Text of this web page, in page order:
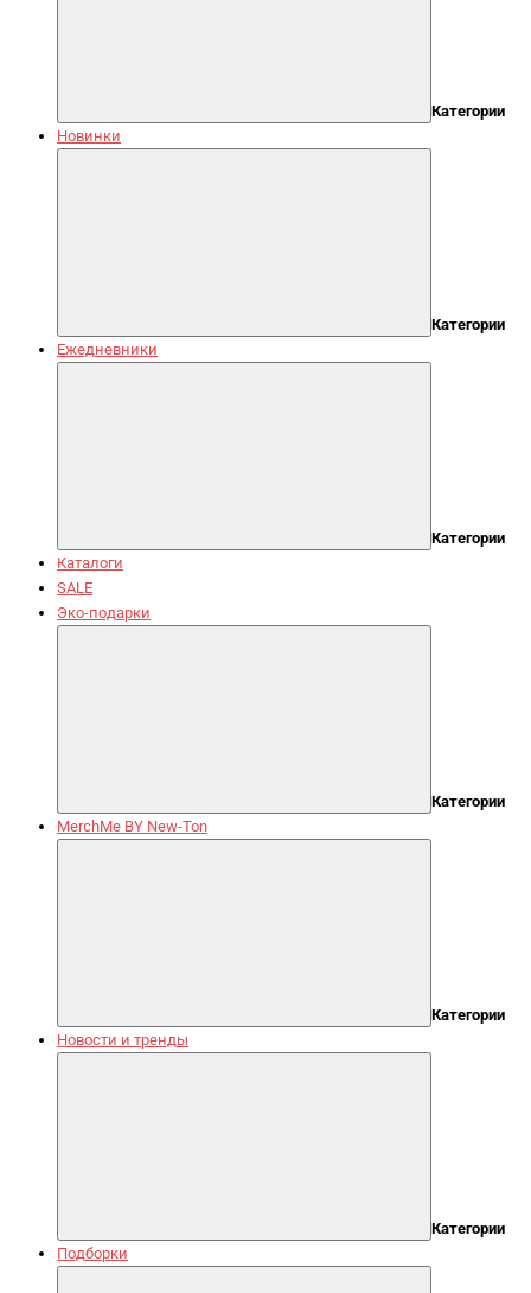
Категории
Новинки
Категории
Ежедневники
Категории
Каталоги
SALE
Эко-подарки
Категории
MerchMe BY New-Ton
Категории
Новости и тренды
Категории
Подборки